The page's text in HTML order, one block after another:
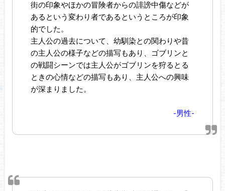
街の印象やほかの冒険者からの誹謗中傷などが
あるという変わり者であるというところが印象
的でした。
主人公の過去について、幼馴染との関わりや昔
の主人公の様子などの描写もあり、ゴブリンと
の戦闘シーンでは主人公がゴブリンを狩るとる
ときの心情などの描写もあり、主人公への興味
が深まりました。
-男性-